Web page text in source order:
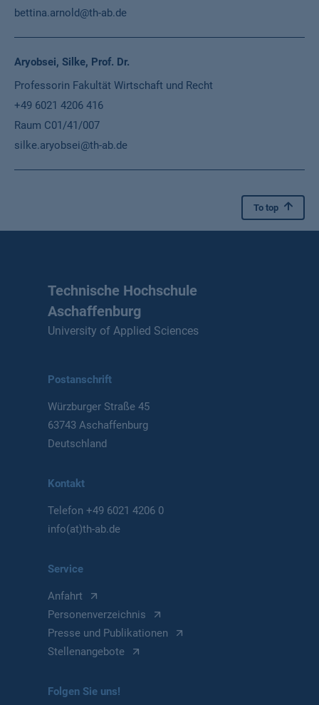
bettina.arnold@th-ab.de
Aryobsei, Silke, Prof. Dr.
Professorin Fakultät Wirtschaft und Recht
+49 6021 4206 416
Raum C01/41/007
silke.aryobsei@th-ab.de
To top
Technische Hochschule
Aschaffenburg
University of Applied Sciences
Postanschrift
Würzburger Straße 45
63743 Aschaffenburg
Deutschland
Kontakt
Telefon+49 6021 4206 0
info(at)th-ab.de
Service
Anfahrt
Personenverzeichnis
Presse und Publikationen
Stellenangebote
Folgen Sie uns!